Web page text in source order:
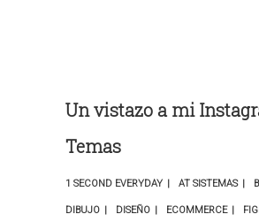
Un vistazo a mi
Temas
1 SECOND EVERYDAY AT SISTEMAS
DIBUJO DISEÑO ECOMMERCE